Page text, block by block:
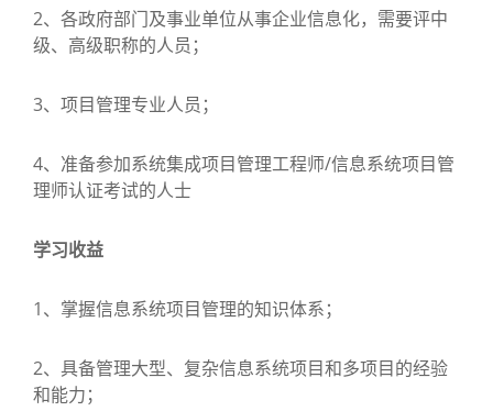
2、各政府部门及事业单位从事企业信息化，需要评中
级、高级职称的人员；
3、项目管理专业人员；
4、准备参加系统集成项目管理工程师/信息系统项目管
理师认证考试的人士
学习收益
1、掌握信息系统项目管理的知识体系；
2、具备管理大型、复杂信息系统项目和多项目的经验
和能力；